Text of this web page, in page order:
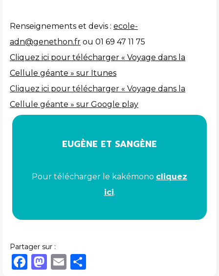
Renseignements et devis : ecole-
adn@genethon.fr ou 01 69 47 11 75
Cliquez ici pour télécharger « Voyage dans la
Cellule géante » sur Itunes
Cliquez ici pour télécharger « Voyage dans la
Cellule géante » sur Google play
EUGÈNE ET SANGÈNE
Pour télécharger le kakémono cliquez
ici.
Partager sur :
Facebook
Mastodon
Email